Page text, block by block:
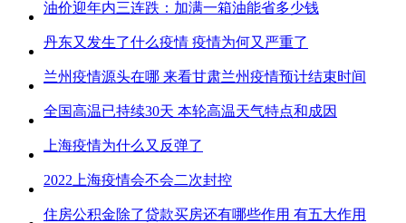
油价迎年内三连跌：加满一箱油能省多少钱
丹东又发生了什么疫情 疫情为何又严重了
兰州疫情源头在哪 来看甘肃兰州疫情预计结束时间
全国高温已持续30天 本轮高温天气特点和成因
上海疫情为什么又反弹了
2022上海疫情会不会二次封控
住房公积金除了贷款买房还有哪些作用 有五大作用